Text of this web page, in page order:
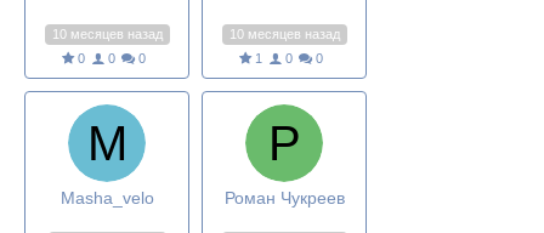
10 месяцев назад
0
0 0
10 месяцев назад
1
0 0
Masha_velo Роман Чукреев